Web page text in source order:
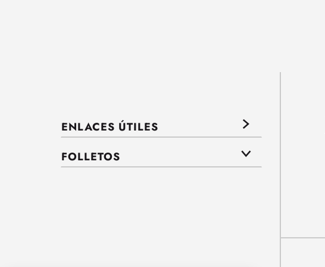
ENLACES ÚTILES
FOLLETOS